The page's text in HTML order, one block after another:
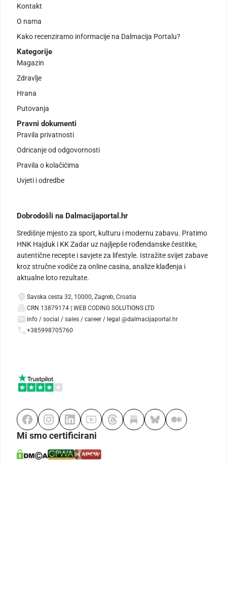
Kontakt
O nama
Kako recenziramo informacije na Dalmacija Portalu?
Kategorije
Magazin
Zdravlje
Hrana
Putovanja
Pravni dokumenti
Pravila privatnosti
Odricanje od odgovornosti
Pravila o kolačićima
Uvjeti i odredbe
Dobrodošli na Dalmacijaportal.hr
Središnje mjesto za sport, kulturu i modernu zabavu. Pratimo
HNK Hajduk i KK Zadar uz najljepše rođendanske čestitke,
autentične recepte i savjete za lifestyle. Istražite svijet zabave
kroz stručne vodiče za online casina, analize klađenja i
aktualne loto rezultate.
Savska cesta 32, 10000, Zagreb, Croatia
CRN 13879174 | WEB CODING SOLUTIONS LTD
info / social / sales / career / legal @dalmacijaportal.hr
+385998705760
Mi smo certificirani